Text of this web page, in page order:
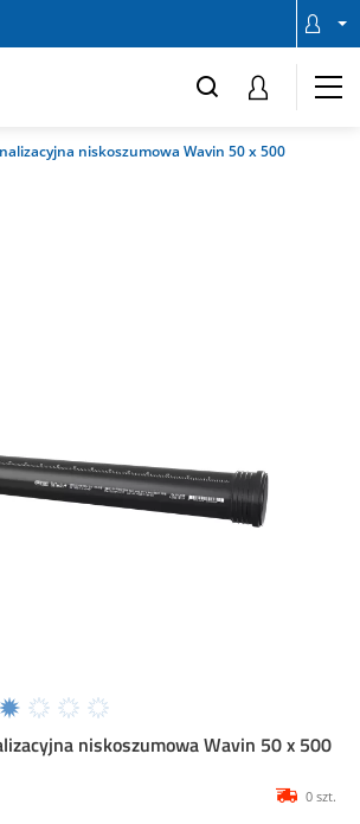
niskoszumowa Wavin 50 x 500
niskoszumowa Wavin 50 x 500
0 szt.